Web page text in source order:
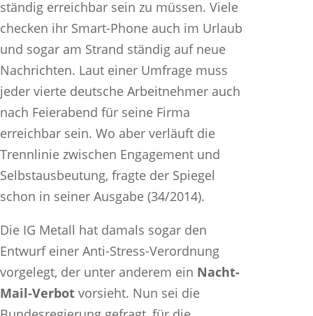
ständig erreichbar sein zu müssen. Viele
checken ihr Smart-Phone auch im Urlaub
und sogar am Strand ständig auf neue
Nachrichten. Laut einer Umfrage muss
jeder vierte deutsche Arbeitnehmer auch
nach Feierabend für seine Firma
erreichbar sein. Wo aber verläuft die
Trennlinie zwischen Engagement und
Selbstausbeutung, fragte der Spiegel
schon in seiner Ausgabe (34/2014).
Die IG Metall hat damals sogar den
Entwurf einer Anti-Stress-Verordnung
vorgelegt, der unter anderem ein Nacht-
Mail-Verbot vorsieht. Nun sei die